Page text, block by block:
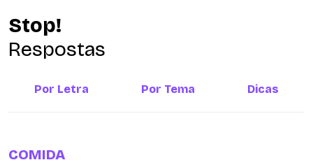
Stop!
Respostas
Por Letra Por Tema Dicas
COMIDA